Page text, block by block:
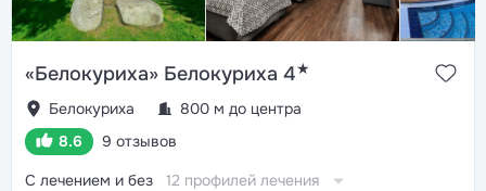
«Белокуриха» Белокуриха 4★
Белокуриха
800 м до центра
8.6
9 отзывов
С лечением и без 12 профилей лечения